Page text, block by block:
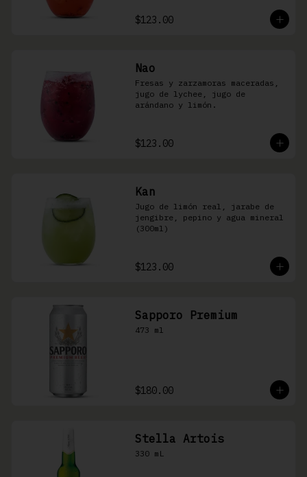
$123.00
Nao
Fresas y zarzamoras maceradas,
jugo de lychee, jugo de
arándano y limón.
$123.00
Kan
Jugo de limón real, jarabe de
jengibre, pepino y agua mineral
(300ml)
$123.00
Sapporo Premium
473 ml
$180.00
Stella Artois
330 mL